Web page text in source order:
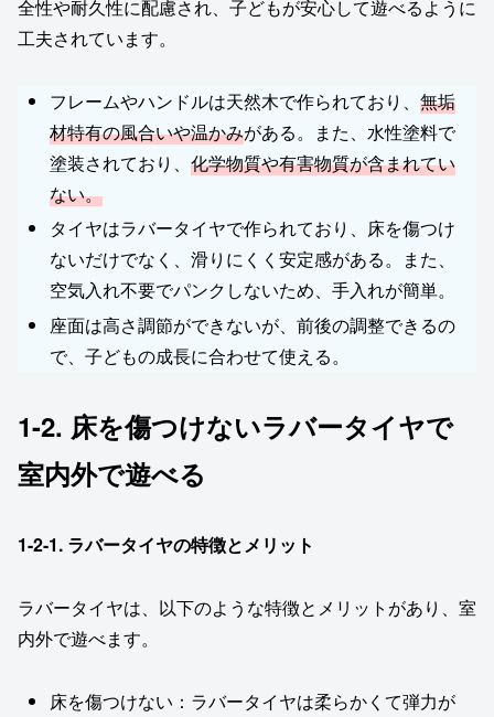
全性や耐久性に配慮され、子どもが安心して遊べるように
工夫されています。
フレームやハンドルは天然木で作られており、無垢
材特有の風合いや温かみがある。また、水性塗料で
塗装されており、化学物質や有害物質が含まれてい
ない。
タイヤはラバータイヤで作られており、床を傷つけ
ないだけでなく、滑りにくく安定感がある。また、
空気入れ不要でパンクしないため、手入れが簡単。
座面は高さ調節ができないが、前後の調整できるの
で、子どもの成長に合わせて使える。
1-2. 床を傷つけないラバータイヤで
室内外で遊べる
1-2-1. ラバータイヤの特徴とメリット
ラバータイヤは、以下のような特徴とメリットがあり、室
内外で遊べます。
床を傷つけない：ラバータイヤは柔らかくて弾力が